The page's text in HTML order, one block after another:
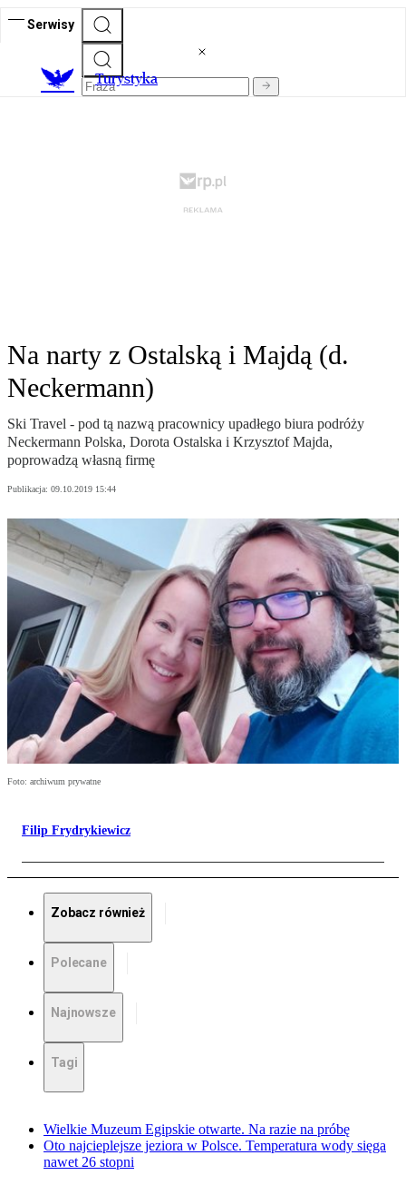
Serwisy
Turystyka
Na narty z Ostalską i Majdą (d.
Neckermann)
Ski Travel - pod tą nazwą pracownicy upadłego biura podróży
Neckermann Polska, Dorota Ostalska i Krzysztof Majda,
poprowadzą własną firmę
Publikacja: 09.10.2019 15:44
Foto: archiwum prywatne
Filip Frydrykiewicz
Zobacz również
Polecane
Najnowsze
Tagi
Wielkie Muzeum Egipskie otwarte. Na razie na próbę
Oto najcieplejsze jeziora w Polsce. Temperatura wody sięga
nawet 26 stopni